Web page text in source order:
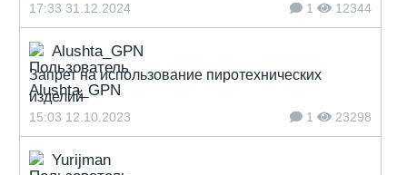
17:33 31.12.2024 1 12344
Alushta_GPN
Запрет на использование пиротехнических
изделий
15:03 12.10.2023 1 23298
Yurijman